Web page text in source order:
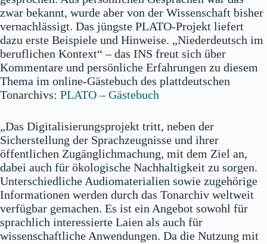
zwar bekannt, wurde aber von der Wissenschaft bisher
vernachlässigt. Das jüngste PLATO-Projekt liefert
dazu erste Beispiele und Hinweise. „Niederdeutsch im
beruflichen Kontext“ – das INS freut sich über
Kommentare und persönliche Erfahrungen zu diesem
Thema im online-Gästebuch des plattdeutschen
Tonarchivs: PLATO – Gästebuch
„Das Digitalisierungsprojekt tritt, neben der
Sicherstellung der Sprachzeugnisse und ihrer
öffentlichen Zugänglichmachung, mit dem Ziel an,
dabei auch für ökologische Nachhaltigkeit zu sorgen.
Unterschiedliche Audiomaterialien sowie zugehörige
Informationen werden durch das Tonarchiv weltweit
verfügbar gemachen. Es ist ein Angebot sowohl für
sprachlich interessierte Laien als auch für
wissenschaftliche Anwendungen. Da die Nutzung mit